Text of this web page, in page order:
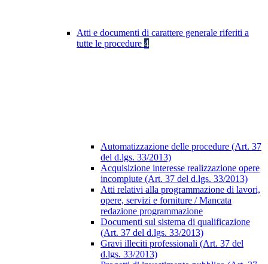
Atti e documenti di carattere generale riferiti a
tutte le procedure 4
Automatizzazione delle procedure (Art. 37
del d.lgs. 33/2013)
Acquisizione interesse realizzazione opere
incompiute (Art. 37 del d.lgs. 33/2013)
Atti relativi alla programmazione di lavori,
opere, servizi e forniture / Mancata
redazione programmazione
Documenti sul sistema di qualificazione
(Art. 37 del d.lgs. 33/2013)
Gravi illeciti professionali (Art. 37 del
d.lgs. 33/2013)